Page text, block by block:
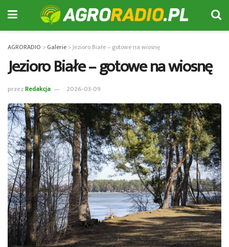
AGRORADIO > Galerie >Jezioro Białe – gotowe na wiosnę
Jezioro Białe – gotowe na wiosnę
przezRedakcja 2026-03-09